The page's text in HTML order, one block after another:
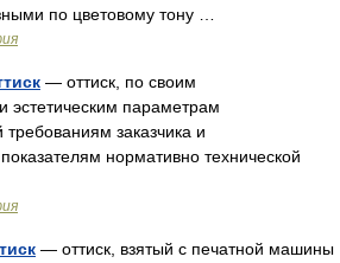
по цветовому тону …
— оттиск, по своим
эстетическим параметрам
заказчика и
нормативно технической
— оттиск, взятый с печатной машины